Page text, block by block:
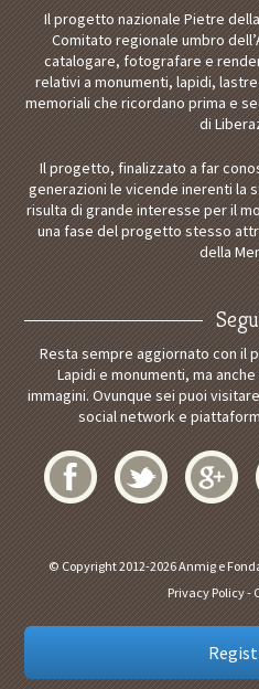
Il progetto nazionale Pietre
Comitato regionale umbro
catalogare, fotografare e
relativi a monumenti, lapidi,
memoriali che ricordano prima e
di
Il progetto, finalizzato a far
generazioni le vicende inerenti la
risulta di grande interesse per il
una fase del progetto stesso
della
Resta sempre aggiornato con il
Lapidi e monumenti, ma
immagini. Ovunque sei puoi
social network e
© Copyright 2012-2026 Anmig e
Privacy Policy-